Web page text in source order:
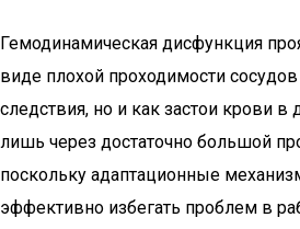
Гемодинамическая дисфункция
виде плохой проходимости
следствия, но и как застои крови в
лишь через достаточно большой
поскольку адаптационные
эффективно избегать проблем в